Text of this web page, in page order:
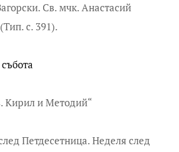
Св. мчк. Анастасий
с. 391).
събота
Кирил и Методий“
Петдесетница. Неделя след